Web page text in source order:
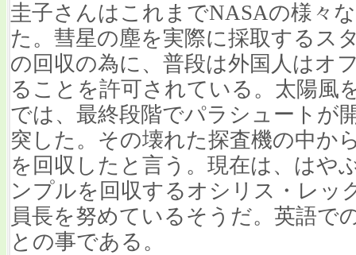
圭子さんはこれまでNASAの様々
た。彗星の塵を実際に採取するス
の回収の為に、普段は外国人はオ
ることを許可されている。太陽風
では、最終段階でパラシュートが
突した。その壊れた探査機の中か
を回収したと言う。現在は、はや
ンプルを回収するオシリス・レッ
員長を努めているそうだ。英語で
との事である。